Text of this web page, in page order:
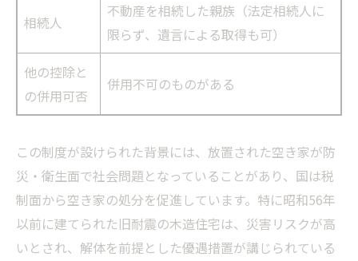
相続人
不動産を相続した親族（法定相続人に
限らず、遺言による取得も可）
他の控除と
の併用可否
併用不可のものがある
この制度が設けられた背景には、放置された空き家が防
災・衛生面で社会問題となっていることがあり、国は税
制面から空き家の処分を促進しています。特に昭和56年
以前に建てられた旧耐震の木造住宅は、災害リスクが高
いとされ、解体を前提とした優遇措置が講じられている